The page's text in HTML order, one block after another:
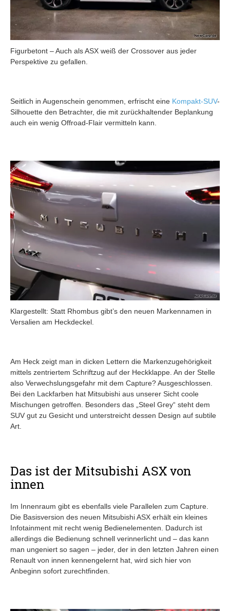
Figurbetont – Auch als ASX weiß der Crossover aus jeder
Perspektive zu gefallen.
Seitlich in Augenschein genommen, erfrischt eine Kompakt-SUV-
Silhouette den Betrachter, die mit zurückhaltender Beplankung
auch ein wenig Offroad-Flair vermitteln kann.
Klargestellt: Statt Rhombus gibt’s den neuen Markennamen in
Versalien am Heckdeckel.
Am Heck zeigt man in dicken Lettern die Markenzugehörigkeit
mittels zentriertem Schriftzug auf der Heckklappe. An der Stelle
also Verwechslungsgefahr mit dem Capture? Ausgeschlossen.
Bei den Lackfarben hat Mitsubishi aus unserer Sicht coole
Mischungen getroffen. Besonders das „Steel Grey“ steht dem
SUV gut zu Gesicht und unterstreicht dessen Design auf subtile
Art.
Das ist der Mitsubishi ASX von
innen
Im Innenraum gibt es ebenfalls viele Parallelen zum Capture.
Die Basisversion des neuen Mitsubishi ASX erhält ein kleines
Infotainment mit recht wenig Bedienelementen. Dadurch ist
allerdings die Bedienung schnell verinnerlicht und – das kann
man ungeniert so sagen – jeder, der in den letzten Jahren einen
Renault von innen kennengelernt hat, wird sich hier von
Anbeginn sofort zurechtfinden.